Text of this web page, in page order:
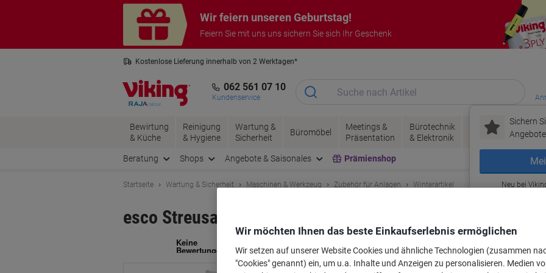
Wir feiern unseren Geburtstag!
Feiern Sie mit uns uns sichern Sie sich Ihr Geschenk
Kostenlose Lieferung innerhalb von 2 Werktagen*
062 561 07 10
Kundenservice
Sichern
Neu bei
Bewirtung
& Küche
Reinigung
& Hygiene
Wartung &
Sicherheit
Büromöbel
Meetings &
Präsentation
Bürotechnik
& Elektronik
Tinte &
Toner
Papier,
& Pakete
Beratung Shops Angebote & Saisonales Prämienshop
Startseite Wartung & Sicherheit Maschinen & Werkzeug Zubehör für Anlagen Winterartikel
esco Streusalz Auftausalz Weiß 12.5 kg
Mehr Kaufen,Mehr Sparen
Wir möchten Ihnen das beste Einkaufserlebnis ermöglichen
Wir setzen auf unserer Website Cookies und ähnliche Technologien (zusammen
"Cookies" genannt) ein, um u.a. Inhalte und Anzeigen zu personalisieren. Medien